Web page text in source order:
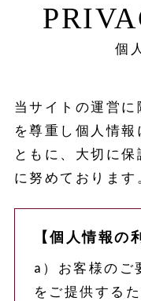
個
当サイトの運営
を尊重し個人情
ともに、大切に
に努めております
【個人情報の
a）お客様のご
をご提供する